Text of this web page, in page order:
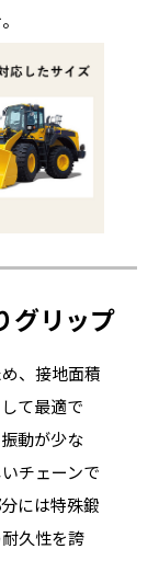
グリップ
、接地面積
て最適で
動が少な
チェーンで
には特殊鍛
久性を誇